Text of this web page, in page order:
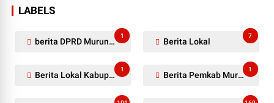
LABELS
berita DPRD Murung Raya
1
Berita Lokal
7
Berita Lokal Kabupaten Barito Utara
1
Berita Pemkab Murung Raya
1